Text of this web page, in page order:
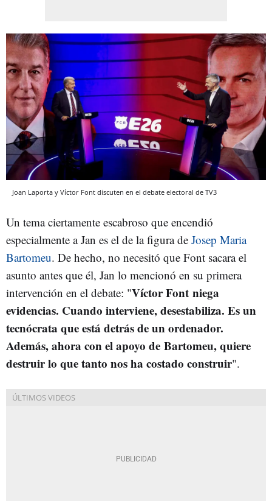
Joan Laporta y Víctor Font discuten en el debate electoral de TV3
Un tema ciertamente escabroso que encendió
especialmente a Jan es el de la figura de Josep Maria
Bartomeu. De hecho, no necesitó que Font sacara el
asunto antes que él, Jan lo mencionó en su primera
intervención en el debate: "Víctor Font niega
evidencias. Cuando interviene, desestabiliza. Es un
tecnócrata que está detrás de un ordenador.
Además, ahora con el apoyo de Bartomeu, quiere
destruir lo que tanto nos ha costado construir".